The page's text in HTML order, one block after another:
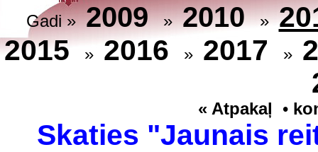
Gadi »2009»2010»
2015 » 2016 » 2017 »
« Atpakaļ •
Skaties "Jaunais